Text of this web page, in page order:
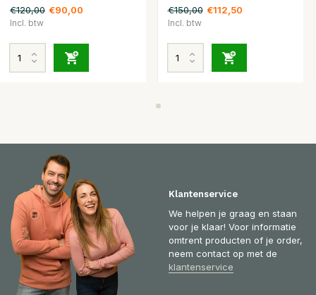
€120,00 €90,00
Incl. btw
€150,00 €112,50
Incl. btw
Klantenservice
We helpen je graag en staan
voor je klaar! Voor informatie
omtrent producten of je order,
neem contact op met de
klantenservice